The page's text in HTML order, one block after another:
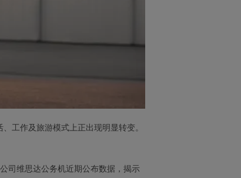
工作及旅游模式上正出现明显转变。
司维思达公务机近期公布数据，揭示